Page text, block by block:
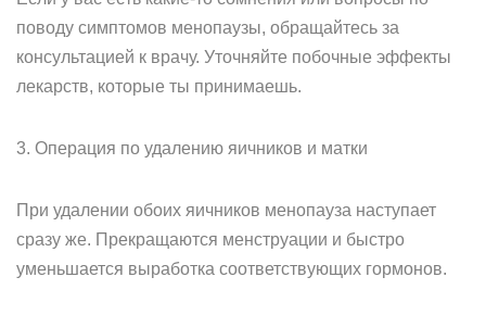
поводу симптомов менопаузы, обращайтесь за
консультацией к врачу. Уточняйте побочные эффекты
лекарств, которые ты принимаешь.
3. Операция по удалению яичников и матки
При удалении обоих яичников менопауза наступает
сразу же. Прекращаются менструации и быстро
уменьшается выработка соответствующих гормонов.